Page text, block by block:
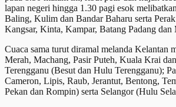
lapan negeri hingga 1.30 pagi esok
Baling, Kulim dan Bandar Baharu serta
Kangsar, Kinta, Kampar, Batang Padang dan
Cuaca sama turut diramal melanda Kelantan
Merah, Machang, Pasir Puteh, Kuala Krai
Terengganu (Besut dan Hulu Terengganu);
Cameron, Lipis, Raub, Jerantut, Bentong,
Pekan dan Rompin) serta Selangor (Hulu